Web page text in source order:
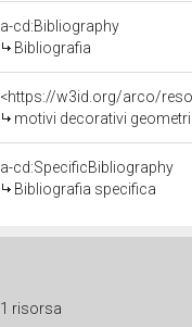
a-cd:Bibliography
Bibliografia
<https://w3id.org/arco/
motivi decorativi
a-cd:SpecificBibliography
Bibliografia specifica
1 risorsa